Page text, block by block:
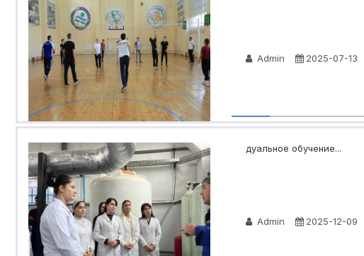
Admin 2025-07-13
дуальное обучение...
Admin 2025-12-09